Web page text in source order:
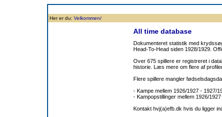
Her er du: Velkommen/
All time database
Dokumenteret statistik med
Head-To-Head siden 1928/1929.
Over 675 spillere er registreret i
historie. Læs mere om flere af
Flere spillere mangler
- Kampe mellem 1926/1927 - 1927/
- Kampopstillinger mellem 1926/
Kontakt hvj(a)efb.dk hvis du ligger